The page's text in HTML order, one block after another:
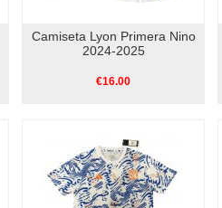
Camiseta Lyon Primera Nino
2024-2025
€16.00